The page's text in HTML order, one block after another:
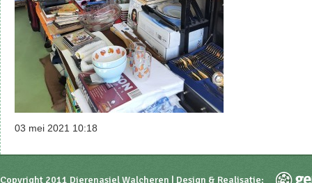
03 mei 2021 10:18
Copyright 2011 Dierenasiel Walcheren | Design & Realisatie: